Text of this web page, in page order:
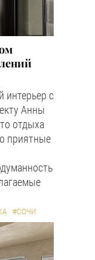
интерьер с
Анны
отдыха
приятные
#СОЧИ